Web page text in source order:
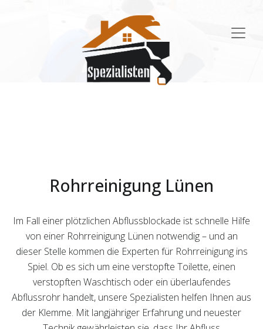
Rohrreinigung Lünen
Im Fall einer plötzlichen Abflussblockade ist schnelle Hilfe
von einer Rohrreinigung Lünen notwendig – und an
dieser Stelle kommen die Experten für Rohrreinigung ins
Spiel. Ob es sich um eine verstopfte Toilette, einen
verstopften Waschtisch oder ein überlaufendes
Abflussrohr handelt, unsere Spezialisten helfen Ihnen aus
der Klemme. Mit langjähriger Erfahrung und neuester